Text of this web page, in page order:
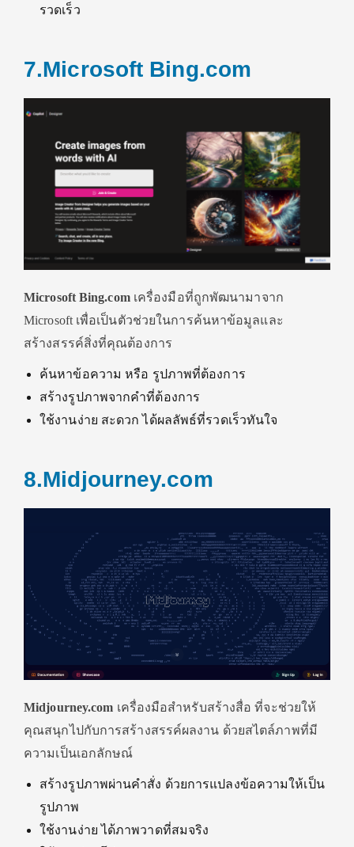
รวดเร็ว
7.Microsoft Bing.com
Microsoft Bing.com เครื่องมือที่ถูกพัฒนามาจาก
Microsoft เพื่อเป็นตัวช่วยในการค้นหาข้อมูลและ
สร้างสรรค์สิ่งที่คุณต้องการ
ค้นหาข้อความ หรือ รูปภาพที่ต้องการ
สร้างรูปภาพจากคำที่ต้องการ
ใช้งานง่าย สะดวก ได้ผลลัพธ์ที่รวดเร็วทันใจ
8.Midjourney.com
Midjourney.com เครื่องมือสำหรับสร้างสื่อ ที่จะช่วยให้
คุณสนุกไปกับการสร้างสรรค์ผลงาน ด้วยสไตล์ภาพที่มี
ความเป็นเอกลักษณ์
สร้างรูปภาพผ่านคำสั่ง ด้วยการแปลงข้อความให้เป็น
รูปภาพ
ใช้งานง่าย ได้ภาพวาดที่สมจริง